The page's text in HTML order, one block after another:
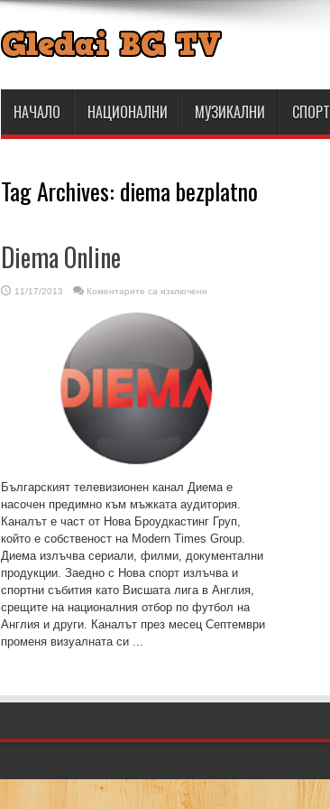
НАЧАЛО НАЦИОНАЛНИ МУЗИКАЛНИ СПОРТ
Tag Archives: diema bezplatno
Diema Online
11/17/2013 Коментарите са изключениза
Българският телевизионен канал Диема е
насочен предимно към мъжката аудитория.
Каналът е част от Нова Броудкастинг Груп,
който е собственост на Modern Times Group.
Диема излъчва сериали, филми, документални
продукции. Заедно с Нова спорт излъчва и
спортни събития като Висшата лига в Англия,
срещите на националния отбор по футбол на
Англия и други. Каналът през месец Септември
променя визуалната си ...